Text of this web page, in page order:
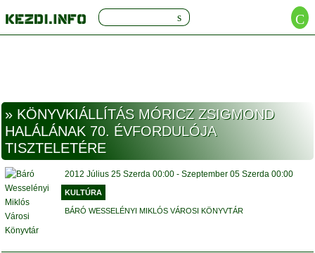
» KÖNYVKIÁLLÍTÁS MÓRICZ ZSIGMOND
HALÁLÁNAK 70. ÉVFORDULÓJA
TISZTELETÉRE
2012 Július 25 Szerda 00:00 - Szeptember 05 Szerda 00:00
KULTÚRA
BÁRÓ WESSELÉNYI MIKLÓS VÁROSI KÖNYVTÁR